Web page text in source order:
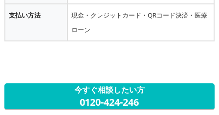
支払い方法
現金・クレジットカード・QRコード決済・医療
ローン
今すぐ相談したい方
0120-424-246